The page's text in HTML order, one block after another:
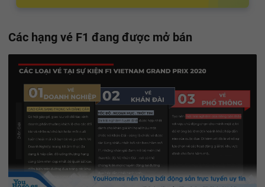
Các hạng vé F1 đang được mở bán